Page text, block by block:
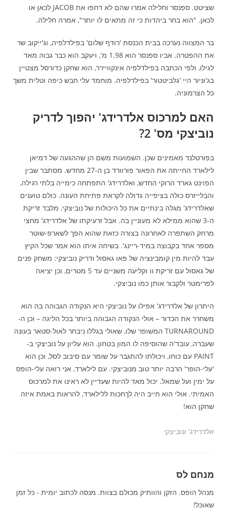
שציטט. ספנסר וחלילה אמרו שהם לא דחפו את JACOB לכאן או
לכאן. "הוא בחר ביהדות כי זה מתאים לו יותר", אמרה חלילה.
בר המצווה נערכה בבית הכנסת 'רודף שלום' בפילדלפיה, וג'ייקוב שר
את ההפטרה. אביו ספנסר הוא 1.98 מ', ויעקב הוא כבר גבוה מאד
לגילו, ולפי הכתבה בפילדלפיה אינקוויירר, הוא שחקן כדורסל מצטיין
בג'וניור היי 'גלביטטור' בפילדלפיה. מוחמד עלי חבש כיפה וטלית משך
כל הצרמוניה.
האם למרכוס אלדרידג' יהפוך לדריק
נוביצקי מס' 2?
בפורטלנד מאמינים שכן. השמועות משם הן שההגעה של דמיאן
לילארד החייתה את הפאור פורוורד בן ה-27 מחדש. מסתבר שבין
הפוינט גארד הרוקי החדש, ואלדרידג' התפתחה כימייה בלתי רגילה,
והבלייזרס כולה בציפייה גדולה לקראת פתיחת העונה. כולם טוענים
שאלדרידג' מגלה בינתיים את כל היכולות של נוביצקי, מלבד זריקת
ה-3 שהוא ממילא לא מעוניין בה. אבל זרעיקתו של אלדרידג' מחצי
מרחק השתפרה לאחרונה בצורה כזאת שהוא הפך לשארפ-שוטר
מספר אחד בקבוצה במיד-ריינג'. בשיחה איתו הוא אמר שכל הקיץ
עבד להיות מין קומבינציה של פאו גאסול ודריק נוביצקי: משחק פנים
של גאסול עם זריקת וו וקליעה משניים עד 5 מטרים, וכן יציאה
לפרימטר ולקבור אותן כמו נוביצקי.
היתרון של אלדרידג' אפילו על נוביצקי היא הנקודה הגבוהה בה הוא
משחרר את הכדור – אולי הנקודה הגבוהה ביותר בכל הליגה – וכן ה-
TURNAROUND המשופר שלו, שאולי בגללו ניבחר לאול-סטאר בעונה
שעברה, עובד'ה שהוסיפה לו המון בטחון. הוא עליון על נוביצקי ב-
PAINT עם כוחו, ויכולתו להתגבר על שומר עם סיבוב לסל, וכן הוא
'עלי-הופר' הרבה יותר טוב מנוביצקי. עם לילארד, אני רואה עלי-הופס
על ימין ועל שמאל. יכול מאד להיות שעדיין לא ראינו את למרכוס
האמיתי. אולי הוא חייב היה לךחכות ללילארד, להראות באמת איזה
שחקן הוא!
אלדרידג' ונוביצקי
מנחם לס
מנהל הופס. הזקן והוותיק מכולם בצוות. מנסה לכתוב יומית - כל זמן
שאוכל!